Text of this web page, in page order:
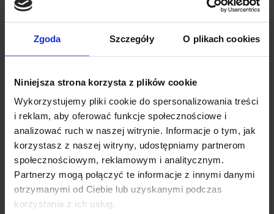
Zgoda Szczegóły O plikach cookies
Niniejsza strona korzysta z plików cookie
Wykorzystujemy pliki cookie do spersonalizowania treści
i reklam, aby oferować funkcje społecznościowe i
analizować ruch w naszej witrynie. Informacje o tym, jak
korzystasz z naszej witryny, udostępniamy partnerom
społecznościowym, reklamowym i analitycznym.
Partnerzy mogą połączyć te informacje z innymi danymi
otrzymanymi od Ciebie lub uzyskanymi podczas
korzystania z ich usług.
twarz i ciało, udziela porad odnoszących się do pielęgnacji skóry,
gabinet medycyny estetycznej – kosmetolog współpracuje z
obiekty typu Spa&Wellness lub sanatorium
– kosmetolog
wykonuje zabiegi na ciało i twarz, a także masaże relaksacyjne;
przemysł kosmetyczny– kosmetolog pracuje w działach
produkcji firm kosmetycznych lub tworzy własne marki,
wprowadzając na rynek nowe produkty;
przedstawiciel handlowy– kosmetolog podąża za potrzebami
klientów i dociera do nich z ofertą firm kosmetycznych – pamiętaj,
że w tym zawodzie prócz merytorycznej wiedzy istotna jest